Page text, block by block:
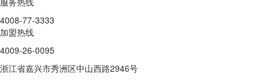
4008-77-3333
加盟热线
4009-26-0095
浙江省嘉兴市秀洲区中山西路2946号